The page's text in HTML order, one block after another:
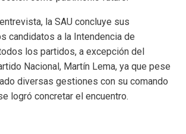
la SAU concluye sus
candidatos a la Intendencia de
los partidos, a excepción del
Nacional, Martín Lema, ya que pese
diversas gestiones con su comando
logró concretar el encuentro.